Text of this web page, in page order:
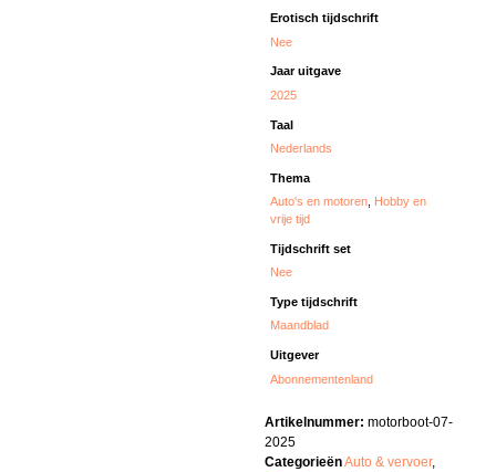
Erotisch tijdschrift
Nee
Jaar uitgave
2025
Taal
Nederlands
Thema
Auto's en motoren Hobby en
vrije tijd
Tijdschrift set
Nee
Type tijdschrift
Maandblad
Uitgever
Abonnementenland
Artikelnummer: motorboot-07-
2025
CategorieënAuto & vervoer,